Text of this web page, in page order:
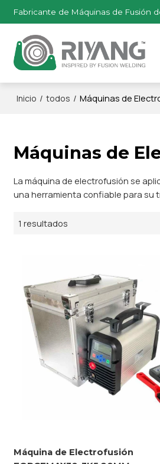
Fabricante de Máquinas de Fusión
Inicio / todos / Máquinas de
Máquinas de
La máquina de electrofusión se
una herramienta confiable para su
1 resultados
Máquina de Electrofusión